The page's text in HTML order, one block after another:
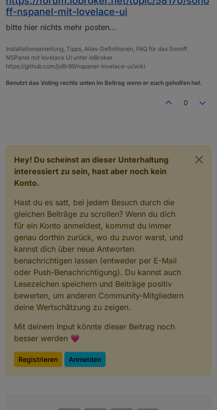
hinbekommen.
Die Tasten sollen von Hand oder Automatik
anwählen.
Raumtemperatur habe ich auch angepasst
bekommen.
  "Time": "2022-10-06T19:31:51",
  "Switch2": "ON",
    "Temperature1": 22.5
  },
  "ESP32": {
  },
bleiben immer ON.
Ich vermute das es an der Template liegt (Das habe
Sorry kriege ich nur als Bild hin.
ff-nspanel-mit-lovelace-ui
bitte hier nichts mehr posten...
Installationsanleitung, Tipps, Alias-Definitionen, FAQ für das Sonoff
NSPanel mit lovelace UI unter ioBroker
https://github.com/joBr99/nspanel-lovelace-ui/wiki
Benutzt das Voting rechts unten im Beitrag wenn er euch geholfen hat.
0
Hey! Du scheinst an dieser Unterhaltung
interessiert zu sein, hast aber noch kein
Konto.
Hast du es satt, bei jedem Besuch durch die
gleichen Beiträge zu scrollen? Wenn du dich
für ein Konto anmeldest, kommst du immer
genau dorthin zurück, wo du zuvor warst, und
kannst dich über neue Antworten
benachrichtigen lassen (entweder per E-Mail
oder Push-Benachrichtigung). Du kannst auch
Lesezeichen speichern und Beiträge positiv
bewerten, um anderen Community-Mitgliedern
deine Wertschätzung zu zeigen.
Mit deinem Input könnte dieser Beitrag noch
besser werden 💗
Registrieren Anmelden